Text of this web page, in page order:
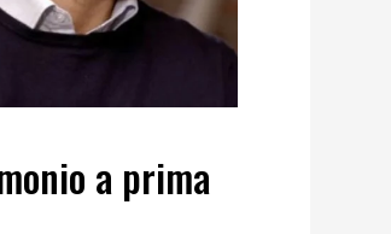
a prima